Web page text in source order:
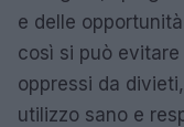
e delle
così si può
oppressi da
utilizzo sano e